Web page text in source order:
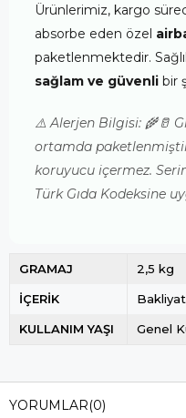
Ürünlerimiz, kargo
absorbe eden özel
paketlenmektedir.
sağlam ve güvenli bir
⚠️ Alerjen Bilgisi: 🌾🥛
ortamda
koruyucu içermez.
Türk Gıda Kodeksine
GRAMAJ 2,5 kg
İÇERİK Bakliyat
KULLANIM YAŞI Genel
YORUMLAR(0)